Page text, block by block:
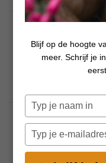
Blijf op de hoogte
meer. Schrijf je
Typ
je
naam
Typ
je
e-
by